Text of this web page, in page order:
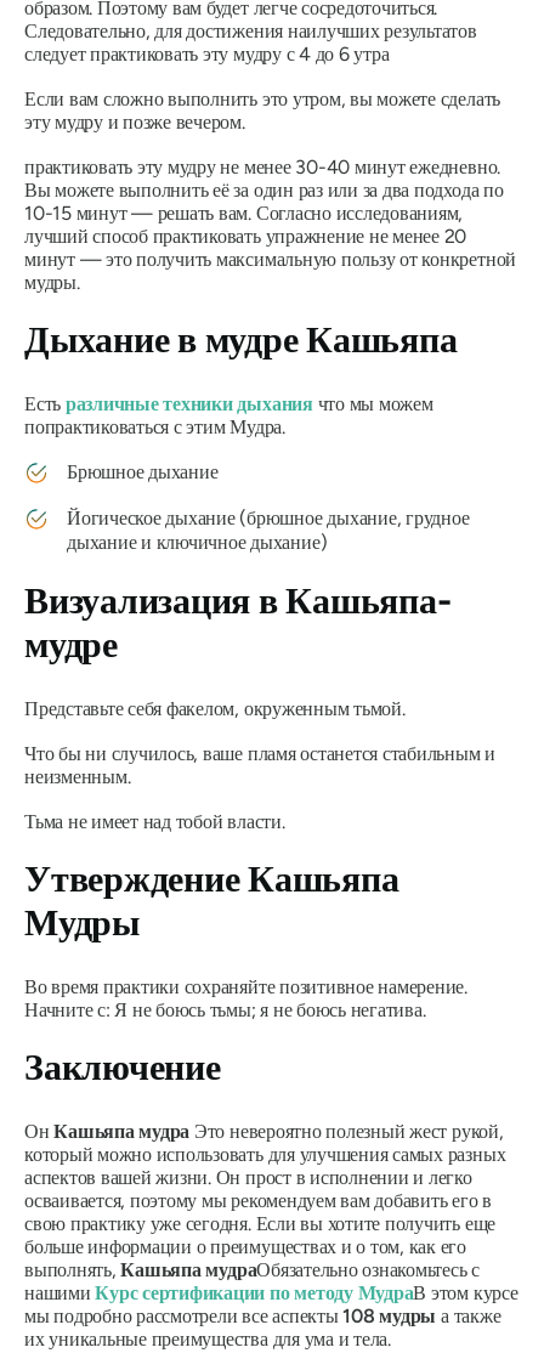
образом. Поэтому вам будет легче сосредоточиться.
Следовательно, для достижения наилучших результатов
следует практиковать этумудрус 4 до 6 утра
Если вам сложно выполнить это утром, вы можете сделать
этумудруи позже вечером.
практиковать эту мудруне менее 30-40 минут ежедневно.
Вы можете выполнить её за один раз или за два подхода по
10-15 минут — решать вам. Согласно исследованиям,
лучший способ практиковать упражнение не менее 20
минут — это получить максимальную пользу от конкретной
мудры.
Дыхание вмудре Кашьяпа
Есть различные техники дыханиячто мы можем
попрактиковаться с этимМудра.
Брюшное дыхание
Йогическое дыхание (брюшное дыхание, грудное
дыхание и ключичное дыхание)
Визуализация вКашьяпа-
мудре
Представьте себя факелом, окруженным тьмой.
Что бы ни случилось, ваше пламя останется стабильным и
неизменным.
Тьма не имеет над тобой власти.
УтверждениеКашьяпа
Мудры
Во время практики сохраняйте позитивное намерение.
Начните с: Я не боюсь тьмы; я не боюсь негатива.
Заключение
ОнКашьяпамудра Это невероятно полезный жест рукой,
который можно использовать для улучшения самых разных
аспектов вашей жизни. Он прост в исполнении и легко
осваивается, поэтому мы рекомендуем вам добавить его в
свою практику уже сегодня. Если вы хотите получить еще
больше информации о преимуществах и о том, как его
выполнять,КашьяпамудраОбязательно ознакомьтесь с
нашимиКурс сертификации пометоду МудраВ этом курсе
мы подробно рассмотрели все аспекты108 мудры а также
их уникальные преимущества для ума и тела.